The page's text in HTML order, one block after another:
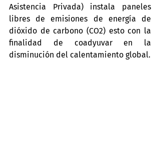
Asistencia Privada) instala paneles
libres de emisiones de energía de
dióxido de carbono (CO2) esto con la
finalidad de coadyuvar en la
disminución del calentamiento global.